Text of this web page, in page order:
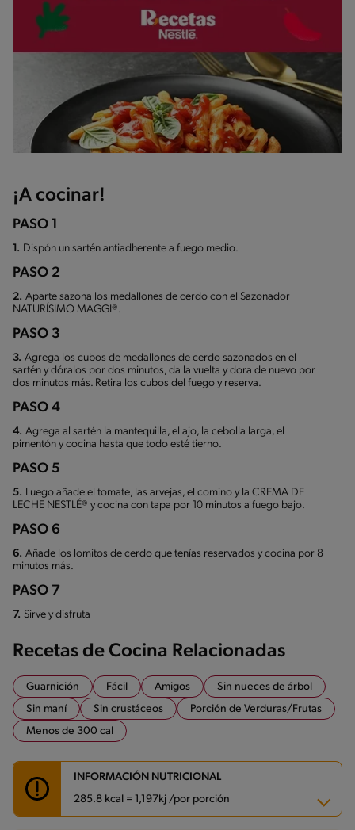
¡A cocinar!
PASO 1
1. Dispón un sartén antiadherente a fuego medio.
PASO 2
2. Aparte sazona los medallones de cerdo con el Sazonador
NATURÍSIMO MAGGI®.
PASO 3
3. Agrega los cubos de medallones de cerdo sazonados en el
sartén y dóralos por dos minutos, da la vuelta y dora de nuevo por
dos minutos más. Retira los cubos del fuego y reserva.
PASO 4
4. Agrega al sartén la mantequilla, el ajo, la cebolla larga, el
pimentón y cocina hasta que todo esté tierno.
PASO 5
5. Luego añade el tomate, las arvejas, el comino y la CREMA DE
LECHE NESTLÉ® y cocina con tapa por 10 minutos a fuego bajo.
PASO 6
6. Añade los lomitos de cerdo que tenías reservados y cocina por 8
minutos más.
PASO 7
7. Sirve y disfruta
Recetas de Cocina Relacionadas
Guarnición Fácil Amigos
Sin nueces de árbol
Sin maní
Sin crustáceos
Porción de Verduras/Frutas
Menos de 300 cal
INFORMACIÓN NUTRICIONAL
285.8 kcal = 1,197kj /por porción